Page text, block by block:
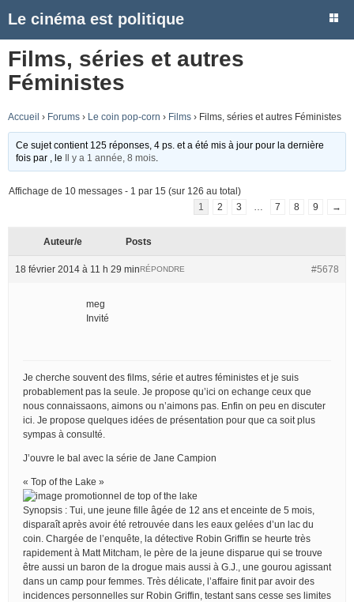
Le cinéma est politique
Films, séries et autres
Féministes
Accueil › Forums › Le coin pop-corn › Films › Films, séries et autres Féministes
Ce sujet contient 125 réponses, 4 ps. et a été mis à jour pour la dernière
fois par
, le Il y a 1 année, 8 mois
Affichage de 10 messages - 1 par 15 (sur 126 au total)
1
2 3 7 8 9 →
Auteur/e Posts
18 février 2014 à 11 h 29 min #5678
RÉPONDRE
meg
Invité
Je cherche souvent des films, série et autres féministes et je suis
probablement pas la seule. Je propose qu’ici on echange ceux que
nous connaissaons, aimons ou n’aimons pas. Enfin on peu en discuter
ici. Je propose quelques idées de présentation pour que ca soit plus
sympas à consulté.
J’ouvre le bal avec la série de Jane Campion
« Top of the Lake »
Synopsis : Tui, une jeune fille âgée de 12 ans et enceinte de 5 mois,
disparaît après avoir été retrouvée dans les eaux gelées d’un lac du
coin. Chargée de l’enquête, la détective Robin Griffin se heurte très
rapidement à Matt Mitcham, le père de la jeune disparue qui se trouve
être aussi un baron de la drogue mais aussi à G.J., une gourou agissant
dans un camp pour femmes. Très délicate, l’affaire finit par avoir des
incidences personnelles sur Robin Griffin, testant sans cesse ses limites